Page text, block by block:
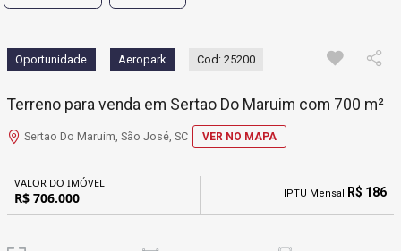
Oportunidade Aeropark Cod: 25200
Terreno para venda em Sertao Do Maruim com 700 m²
Sertao Do Maruim, São José, SC VER NO MAPA
VALOR DO IMÓVEL
R$ 706.000 IPTU Mensal R$ 186